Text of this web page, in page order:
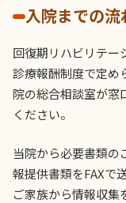
入院までの流
回復期リハビリテー
診療報酬制度で定め
院の総合相談室が窓
ください。
当院から必要書類の
報提供書類をFAXで
ご家族から情報収集